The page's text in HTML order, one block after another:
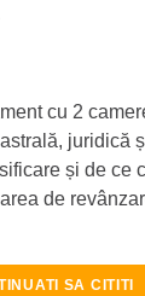
cu 2
juridică
și de ce
de
SA CITITI